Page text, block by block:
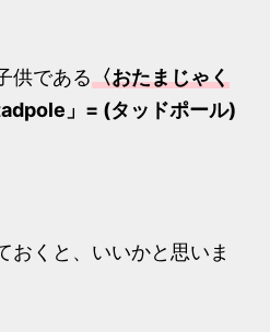
供である〈おたまじゃく
」= (タッドポール)
おくと、いいかと思いま